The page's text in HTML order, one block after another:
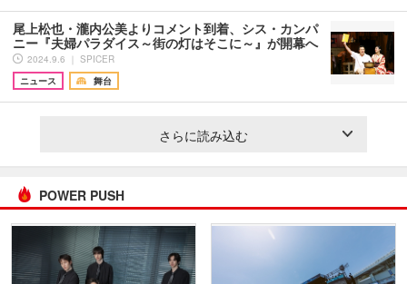
尾上松也・瀧内公美よりコメント到着、シス・カンパ
ニー『夫婦パラダイス～街の灯はそこに～』が開幕へ
2024.9.6 ｜ SPICER
ニュース
舞台
さらに読み込む
POWER PUSH